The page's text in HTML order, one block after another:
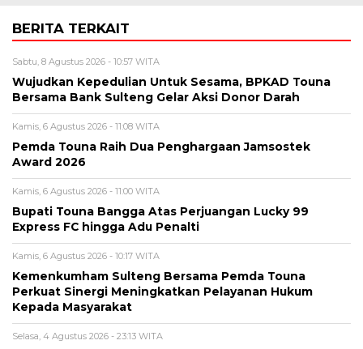
BERITA TERKAIT
Sabtu, 8 Agustus 2026 - 10:57 WITA
Wujudkan Kepedulian Untuk Sesama, BPKAD Touna
Bersama Bank Sulteng Gelar Aksi Donor Darah
Kamis, 6 Agustus 2026 - 11:08 WITA
Pemda Touna Raih Dua Penghargaan Jamsostek
Award 2026
Kamis, 6 Agustus 2026 - 11:00 WITA
Bupati Touna Bangga Atas Perjuangan Lucky 99
Express FC hingga Adu Penalti
Kamis, 6 Agustus 2026 - 10:17 WITA
Kemenkumham Sulteng Bersama Pemda Touna
Perkuat Sinergi Meningkatkan Pelayanan Hukum
Kepada Masyarakat
Selasa, 4 Agustus 2026 - 23:13 WITA